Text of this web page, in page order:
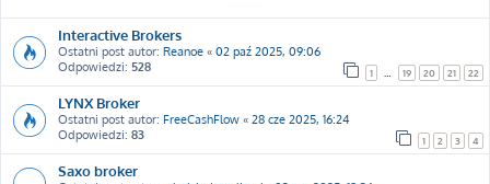
Interactive Brokers
Ostatni post autor: Reanoe « 02 paź 2025, 09:06
Odpowiedzi: 528 1 19 20 21 22
LYNX Broker
Ostatni post autor: FreeCashFlow « 28 cze 2025, 16:24
Odpowiedzi: 83 1 2 3 4
Saxo broker